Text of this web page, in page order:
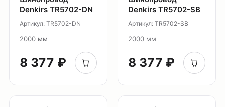
Denkirs TR5702-DN
Артикул: TR5702-DN
2000 мм
8 377 ₽
Denkirs TR5702-SB
Артикул: TR5702-SB
2000 мм
8 377 ₽
Ремневая система Belty
Каталог
Поддержка